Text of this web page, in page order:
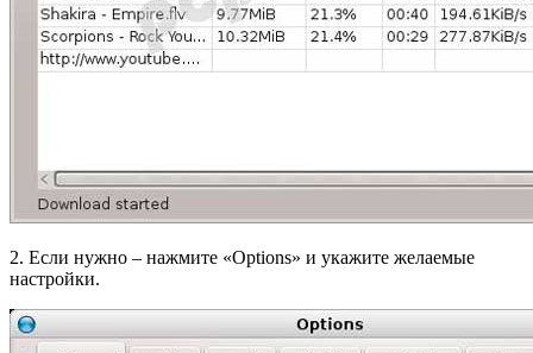
2. Если нужно – нажмите «Options» и укажите желаемые
настройки.